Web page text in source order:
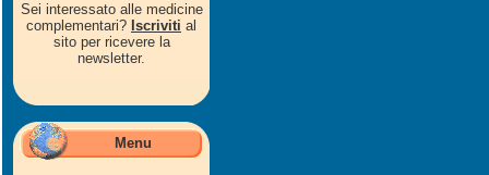
Sei interessato alle medicine
complementari? Iscriviti al
sito per ricevere la
newsletter.
Menu